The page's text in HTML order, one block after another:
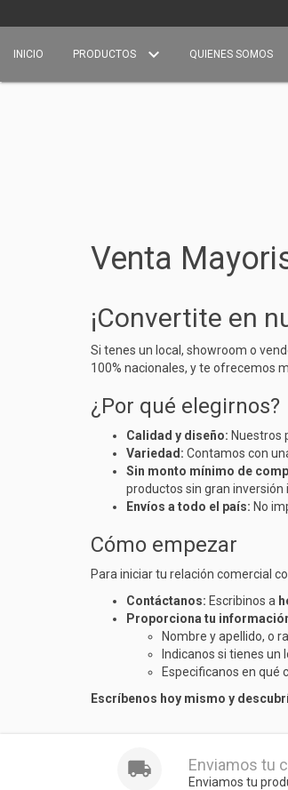
INICIO PRODUCTOS QUIENES SOMOS
Venta
¡Convertite en
Si tenes un local, showroom o
100% nacionales, y te ofrecemos
¿Por qué elegirnos?
Calidad y diseño: Nuestros
Variedad: Contamos con
Sin monto mínimo de
productos sin gran inversión
Envíos a todo el país: No
Cómo empezar
Para iniciar tu relación comercial
Contáctanos: Escribinos a
Proporciona tu
Nombre y apellido, o
Indicanos si tienes un
Especificanos en qué
Escríbenos hoy mismo y
Enviamos tu
Enviamos tu